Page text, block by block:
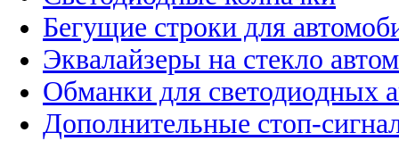
Бегущие строки для
Эквалайзеры на стекло
Обманки для светодиодных
Дополнительные стоп-